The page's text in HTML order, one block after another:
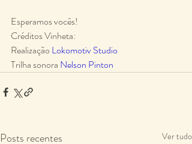
Esperamos vocês!
Créditos Vinheta:
Realização Lokomotiv Studio
Trilha sonora Nelson Pinton
Posts recentes Ver tudo